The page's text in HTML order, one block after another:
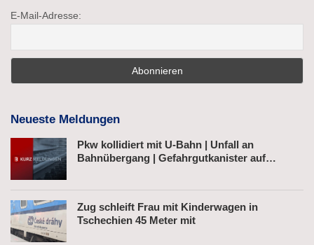
E-Mail-Adresse:
Neueste Meldungen
Pkw kollidiert mit U-Bahn | Unfall an
Bahnübergang | Gefahrgutkanister auf
Zug schleift Frau mit Kinderwagen in
Tschechien 45 Meter mit